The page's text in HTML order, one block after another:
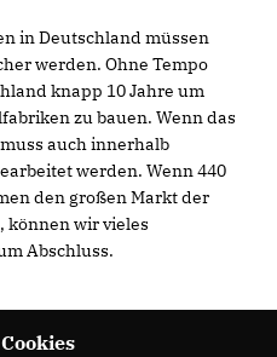
in Deutschland müssen
werden. Ohne Tempo
knapp 10 Jahre um
zu bauen. Wenn das
auch innerhalb
werden. Wenn 440
den großen Markt der
können wir vieles
Abschluss.